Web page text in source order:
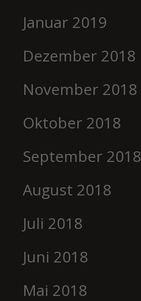
Januar 2019
Dezember 2018
November 2018
Oktober 2018
September 2018
August 2018
Juli 2018
Juni 2018
Mai 2018